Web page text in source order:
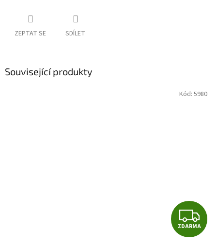
ZEPTAT SE SDÍLET
Související produkty
Z
D
ZDARMA
Kód: 5980